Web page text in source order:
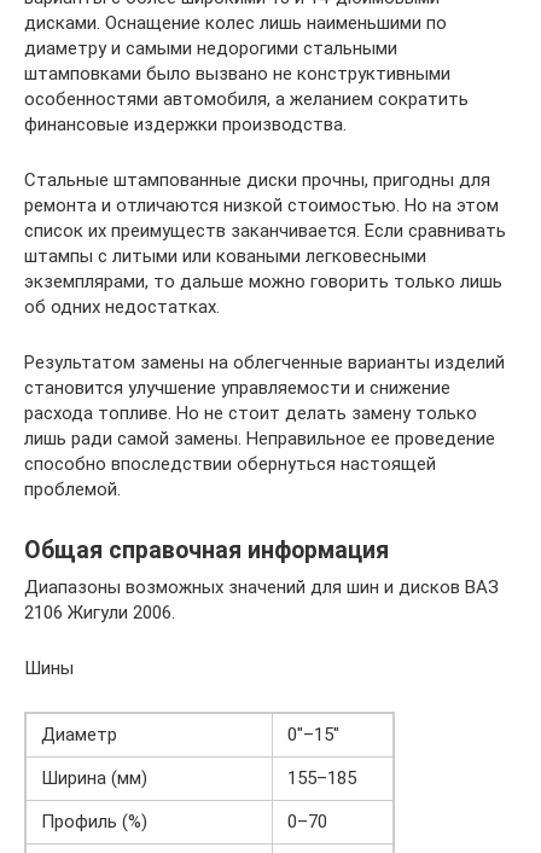
дисками. Оснащение колес лишь наименьшими по
диаметру и самыми недорогими стальными
штамповками было вызвано не конструктивными
особенностями автомобиля, а желанием сократить
финансовые издержки производства.
Стальные штампованные диски прочны, пригодны для
ремонта и отличаются низкой стоимостью. Но на этом
список их преимуществ заканчивается. Если сравнивать
штампы с литыми или коваными легковесными
экземплярами, то дальше можно говорить только лишь
об одних недостатках.
Результатом замены на облегченные варианты изделий
становится улучшение управляемости и снижение
расхода топливе. Но не стоит делать замену только
лишь ради самой замены. Неправильное ее проведение
способно впоследствии обернуться настоящей
проблемой.
Общая справочная информация
Диапазоны возможных значений для шин и дисков ВАЗ
2106 Жигули 2006.
Шины
Диаметр
0″–15″
Ширина (мм)
155–185
Профиль (%)
0–70